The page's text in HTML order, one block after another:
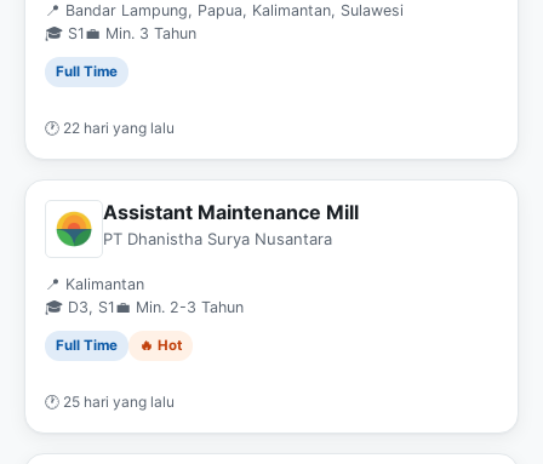
📍 Bandar Lampung, Papua, Kalimantan, Sulawesi
🎓 S1 💼 Min. 3 Tahun
Full Time
🕐 22 hari yang lalu
Assistant Maintenance Mill
PT Dhanistha Surya Nusantara
📍 Kalimantan
🎓 D3, S1 💼 Min. 2-3 Tahun
Full Time 🔥 Hot
🕐 25 hari yang lalu